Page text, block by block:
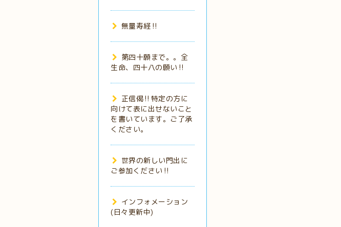
無量寿経‼️
第四十願まで。。全
生命、四十八の願い‼️
正信偈‼️特定の方に
向けて表に出せないこと
を書いています。ご了承
ください。
世界の新しい門出に
ご参加ください‼️
インフォメーション
(日々更新中)